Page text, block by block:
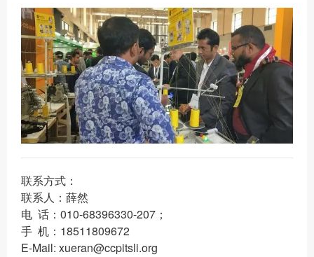
联系方式：
联系人：薛然
电 话：010-68396330-207；
手 机：18511809672
E-Mail: xueran@ccpitsli.org